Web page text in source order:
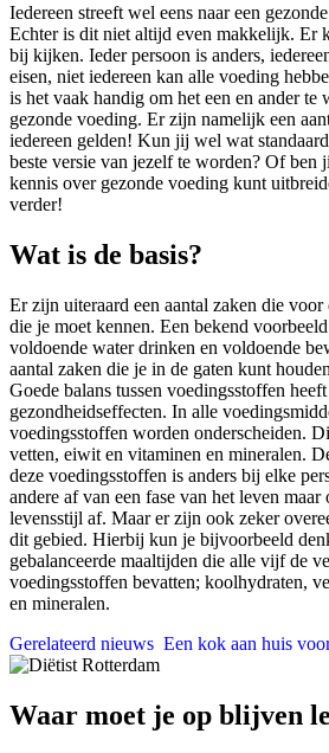
Iedereen streeft wel eens naar een
Echter is dit niet altijd even makkelijk. Er
bij kijken. Ieder persoon is anders,
eisen, niet iedereen kan alle voeding
is het vaak handig om het een en ander te
gezonde voeding. Er zijn namelijk een
iedereen gelden! Kun jij wel wat
beste versie van jezelf te worden? Of ben
kennis over gezonde voeding kunt
verder!
Wat is de basis?
Er zijn uiteraard een aantal zaken die voor
die je moet kennen. Een bekend
voldoende water drinken en voldoende
aantal zaken die je in de gaten kunt
Goede balans tussen voedingsstoffen
gezondheidseffecten. In alle
voedingsstoffen worden onderscheiden.
vetten, eiwit en vitaminen en mineralen.
deze voedingsstoffen is anders bij elke
andere af van een fase van het leven maar
levensstijl af. Maar er zijn ook zeker
dit gebied. Hierbij kun je bijvoorbeeld
gebalanceerde maaltijden die alle vijf de
voedingsstoffen bevatten; koolhydraten,
en mineralen.
Gerelateerd nieuws Een kok aan huis
Waar moet je op blijven